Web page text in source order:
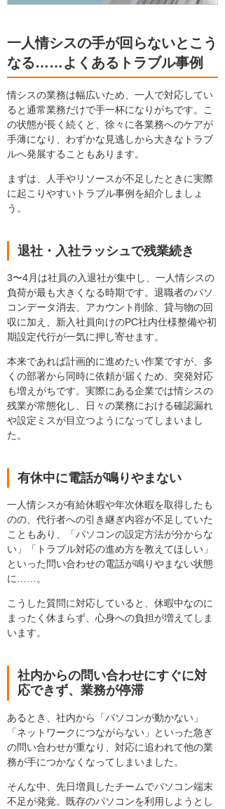
一人情シスの手が回らないとこう
なる……よくあるトラブル事例
情シスの業務は幅広いため、一人で対応してい
ると通常業務だけで手一杯になりがちです。こ
の状態が長く続くと、徐々に各業務へのケアが
手薄になり、わずかな見逃しから大きなトラブ
ルへ発展することもあります。
まずは、人手やリソースが不足したときに実際
に起こりやすいトラブル事例を紹介しましょ
う。
退社・入社ラッシュで残業続き
3〜4月は社員の入退社が集中し、一人情シスの
負荷が最も大きくなる時期です。退職者のパソ
コンデータ消去、アカウント削除、貸与物の回
収に加え、新入社員向けのPC社内仕様整備や初
期設定代行が一気に押し寄せます。
本来であれば計画的に進めたい作業ですが、多
くの部署から同時に依頼が届くため、突発対応
も増えがちです。実際にある企業では情シスの
残業が常態化し、日々の業務における確認漏れ
や設定ミスが目立つようになってしまいまし
た。
有休中に電話が鳴りやまない
一人情シスが有給休暇や年次休暇を取得したも
のの、代行者への引き継ぎ内容が不足していた
こともあり、「パソコンの設定方法が分からな
い」「トラブル対応の進め方を教えてほしい」
といった問い合わせの電話が鳴りやまない状態
に……。
こうした質問に対応していると、休暇中なのに
まったく休まらず、心身への負担が増えてしま
います。
社内からの問い合わせにすぐに対
応できず、業務が停滞
あるとき、社内から「パソコンが動かない」
「ネットワークにつながらない」といった急ぎ
の問い合わせが重なり、対応に追われて他の業
務が手につかなくなってしまいました。
そんな中、先日増員したチームでパソコン端末
不足が発覚。既存のパソコンを利用しようとし